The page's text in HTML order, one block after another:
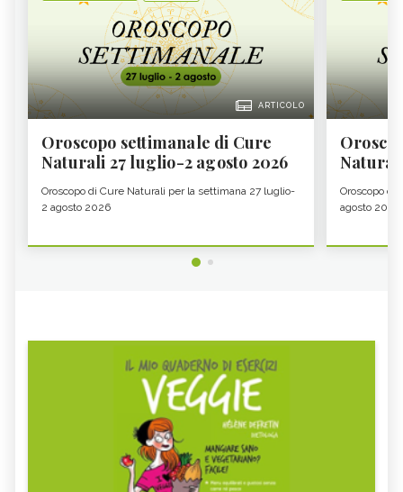
ARTICOLO
Oroscopo settimanale di Cure
Naturali 27 luglio-2 agosto 2026
Oroscopo di Cure Naturali per la settimana 27 luglio-
2 agosto 2026
Oroscopo di
agosto 2026